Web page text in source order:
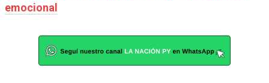
emocional